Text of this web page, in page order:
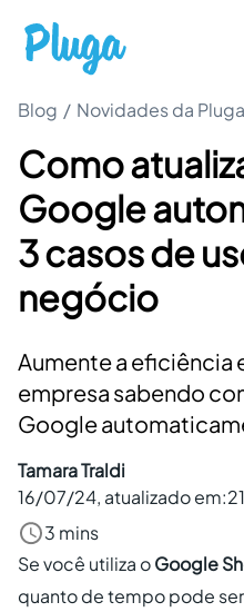
Casos
Blog / Novidades da Pluga
Como
Google
3 casos de
negócio
Aumente a eficiência
empresa sabendo
Google
Tamara Traldi
16/07/24, atualizado em:
3 mins
Se você utiliza oGoogle
quanto de tempo pode